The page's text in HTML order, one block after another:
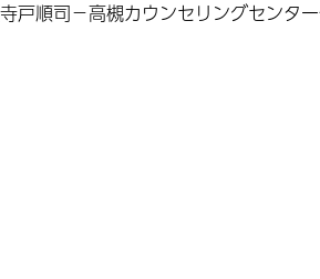
寺戸順司－高槻カウンセリングセンタ